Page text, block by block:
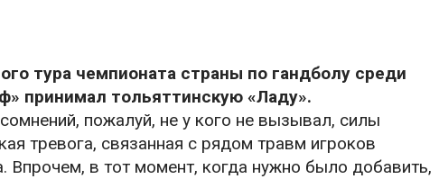
тура чемпионата страны по гандболу среди
принимал тольяттинскую «Ладу».
пожалуй, не у кого не вызывал, силы
тревога, связанная с рядом травм игроков
Впрочем, в тот момент, когда нужно было добавить,